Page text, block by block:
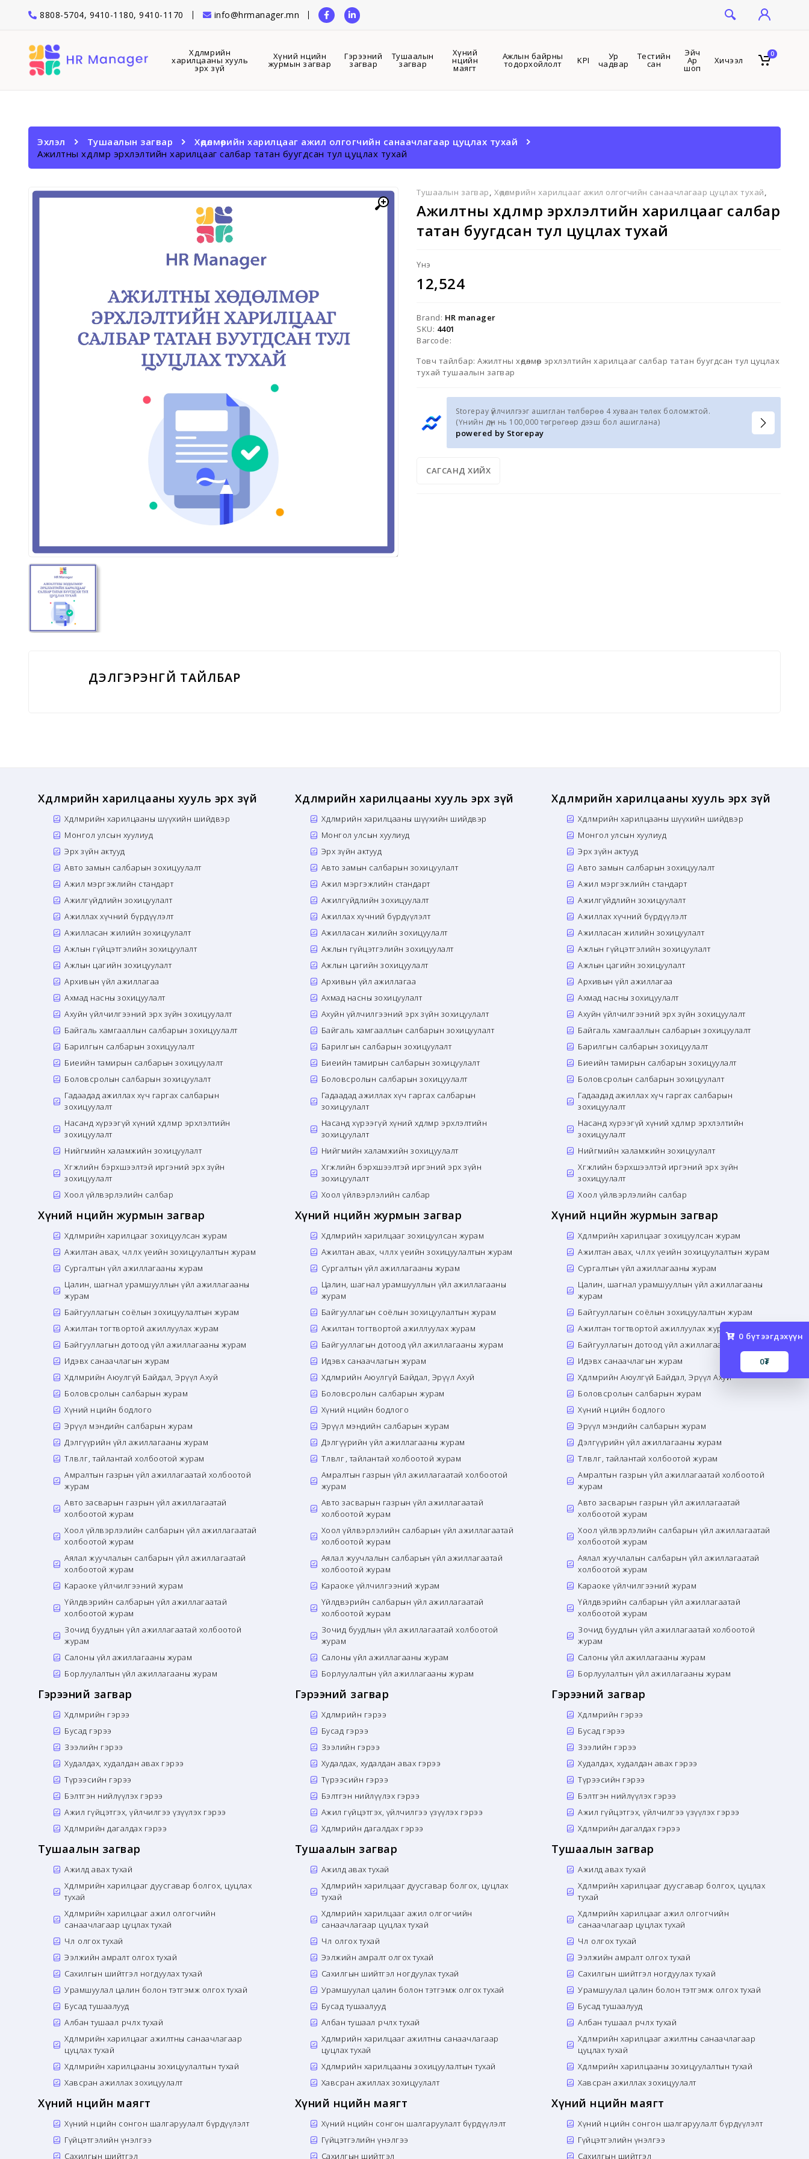
8808-5704, 9410-1180, 9410-1170 info@hrmanager.mn
Хөдөлмөрийн
харилцааны хууль
эрх зүй
Хүний нөөцийн
журмын загвар
Гэрээний
загвар
Тушаалын
загвар
Хүний
нөөцийн
маягт
Ажлын байрны
тодорхойлолт KPI Ур
чадвар
Тестийн
сан
Эйч
Ар
шоп
Хичээл
0
Эхлэл Тушаалын загвар
Хөдөлмөрийн харилцааг ажил олгогчийн санаачлагаар цуцлах тухай
Ажилтны хөдөлмөр эрхлэлтийн харилцааг салбар татан буугдсан тул цуцлах тухай
Тушаалын загвар, Хөдөлмөрийн харилцааг ажил олгогчийн санаачлагаар цуцлах тухай,
Ажилтны хөдөлмөр эрхлэлтийн харилцааг салбар
татан буугдсан тул цуцлах тухай
Үнэ
12,524
Brand: HR manager
SKU: 4401
Barcode:
Товч тайлбар: Ажилтны хөдөлмөр эрхлэлтийн харилцааг салбар татан буугдсан тул цуцлах
тухай тушаалын загвар
Storepay үйлчилгээг ашиглан төлбөрөө 4 хуваан төлөх боломжтой.
(Үнийн дүн нь 100,000 төгрөгөөр дээш бол ашиглана)
powered by Storepay
САГСАНД ХИЙХ
Хөдөлмөрийн харилцааны хууль эрх зүй
Хөдөлмөрийн харилцааны шүүхийн шийдвэр
Монгол улсын хуулиуд
Эрх зүйн актууд
Авто замын салбарын зохицуулалт
Ажил мэргэжлийн стандарт
Ажилгүйдлийн зохицуулалт
Ажиллах хүчний бүрдүүлэлт
Ажилласан жилийн зохицуулалт
Ажлын гүйцэтгэлийн зохицуулалт
Ажлын цагийн зохицуулалт
Архивын үйл ажиллагаа
Ахмад насны зохицуулалт
Ахуйн үйлчилгээний эрх зүйн зохицуулалт
Байгаль хамгааллын салбарын зохицуулалт
Барилгын салбарын зохицуулалт
Биеийн тамирын салбарын зохицуулалт
Боловсролын салбарын зохицуулалт
Гадаадад ажиллах хүч гаргах салбарын
зохицуулалт
Насанд хүрээгүй хүний хөдөлмөр эрхлэлтийн
зохицуулалт
Нийгмийн халамжийн зохицуулалт
Хөгжлийн бэрхшээлтэй иргэний эрх зүйн
зохицуулалт
Хоол үйлвэрлэлийн салбар
Хүний нөөцийн журмын загвар
Хөдөлмөрийн харилцааг зохицуулсан журам
Ажилтан авах, чөлөөлөх үеийн зохицуулалтын журам
Сургалтын үйл ажиллагааны журам
Цалин, шагнал урамшууллын үйл ажиллагааны
журам
Байгууллагын соёлын зохицуулалтын журам
Ажилтан тогтвортой ажиллуулах журам
Байгууллагын дотоод үйл ажиллагааны журам
Идэвх санаачлагын журам
Хөдөлмөрийн Аюулгүй Байдал, Эрүүл Ахуй
Боловсролын салбарын журам
Хүний нөөцийн бодлого
Эрүүл мэндийн салбарын журам
Дэлгүүрийн үйл ажиллагааны журам
Төлөвлөгөө, тайлантай холбоотой журам
Амралтын газрын үйл ажиллагаатай холбоотой
журам
Авто засварын газрын үйл ажиллагаатай
холбоотой журам
Хоол үйлвэрлэлийн салбарын үйл ажиллагаатай
холбоотой журам
Аялал жуучлалын салбарын үйл ажиллагаатай
холбоотой журам
Караоке үйлчилгээний журам
Үйлдвэрийн салбарын үйл ажиллагаатай
холбоотой журам
Зочид буудлын үйл ажиллагаатай холбоотой
журам
Салоны үйл ажиллагааны журам
Борлуулалтын үйл ажиллагааны журам
Гэрээний загвар
Хөдөлмөрийн гэрээ
Бусад гэрээ
Зээлийн гэрээ
Худалдах, худалдан авах гэрээ
Түрээсийн гэрээ
Бэлтгэн нийлүүлэх гэрээ
Ажил гүйцэтгэх, үйлчилгээ үзүүлэх гэрээ
Хөдөлмөрийн дагалдах гэрээ
Тушаалын загвар
Ажилд авах тухай
Хөдөлмөрийн харилцааг дуусгавар болгох, цуцлах
тухай
Хөдөлмөрийн харилцааг ажил олгогчийн
санаачлагаар цуцлах тухай
Чөлөө олгох тухай
Ээлжийн амралт олгох тухай
Сахилгын шийтгэл ногдуулах тухай
Урамшуулал цалин болон тэтгэмж олгох тухай
Бусад тушаалууд
Албан тушаал өөрчлөх тухай
Хөдөлмөрийн харилцааг ажилтны санаачлагаар
цуцлах тухай
Хөдөлмөрийн харилцааны зохицуулалтын тухай
Хавсран ажиллах зохицуулалт
Хүний нөөцийн маягт
Хүний нөөцийн сонгон шалгаруулалт бүрдүүлэлт
Гүйцэтгэлийн үнэлгээ
Сахилгын шийтгэл
Хөдөлмөрийн харилцааны хууль эрх зүй
Хөдөлмөрийн харилцааны шүүхийн шийдвэр
Монгол улсын хуулиуд
Эрх зүйн актууд
Авто замын салбарын зохицуулалт
Ажил мэргэжлийн стандарт
Ажилгүйдлийн зохицуулалт
Ажиллах хүчний бүрдүүлэлт
Ажилласан жилийн зохицуулалт
Ажлын гүйцэтгэлийн зохицуулалт
Ажлын цагийн зохицуулалт
Архивын үйл ажиллагаа
Ахмад насны зохицуулалт
Ахуйн үйлчилгээний эрх зүйн зохицуулалт
Байгаль хамгааллын салбарын зохицуулалт
Барилгын салбарын зохицуулалт
Биеийн тамирын салбарын зохицуулалт
Боловсролын салбарын зохицуулалт
Гадаадад ажиллах хүч гаргах салбарын
зохицуулалт
Насанд хүрээгүй хүний хөдөлмөр эрхлэлтийн
зохицуулалт
Нийгмийн халамжийн зохицуулалт
Хөгжлийн бэрхшээлтэй иргэний эрх зүйн
зохицуулалт
Хоол үйлвэрлэлийн салбар
Хүний нөөцийн журмын загвар
Хөдөлмөрийн харилцааг зохицуулсан журам
Ажилтан авах, чөлөөлөх үеийн зохицуулалтын журам
Сургалтын үйл ажиллагааны журам
Цалин, шагнал урамшууллын үйл ажиллагааны
журам
Байгууллагын соёлын зохицуулалтын журам
Ажилтан тогтвортой ажиллуулах журам
Байгууллагын дотоод үйл ажиллагааны журам
Идэвх санаачлагын журам
Хөдөлмөрийн Аюулгүй Байдал, Эрүүл Ахуй
Боловсролын салбарын журам
Хүний нөөцийн бодлого
Эрүүл мэндийн салбарын журам
Дэлгүүрийн үйл ажиллагааны журам
Төлөвлөгөө, тайлантай холбоотой журам
Амралтын газрын үйл ажиллагаатай холбоотой
журам
Авто засварын газрын үйл ажиллагаатай
холбоотой журам
Хоол үйлвэрлэлийн салбарын үйл ажиллагаатай
холбоотой журам
Аялал жуучлалын салбарын үйл ажиллагаатай
холбоотой журам
Караоке үйлчилгээний журам
Үйлдвэрийн салбарын үйл ажиллагаатай
холбоотой журам
Зочид буудлын үйл ажиллагаатай холбоотой
журам
Салоны үйл ажиллагааны журам
Борлуулалтын үйл ажиллагааны журам
Гэрээний загвар
Хөдөлмөрийн гэрээ
Бусад гэрээ
Зээлийн гэрээ
Худалдах, худалдан авах гэрээ
Түрээсийн гэрээ
Бэлтгэн нийлүүлэх гэрээ
Ажил гүйцэтгэх, үйлчилгээ үзүүлэх гэрээ
Хөдөлмөрийн дагалдах гэрээ
Тушаалын загвар
Ажилд авах тухай
Хөдөлмөрийн харилцааг дуусгавар болгох, цуцлах
тухай
Хөдөлмөрийн харилцааг ажил олгогчийн
санаачлагаар цуцлах тухай
Чөлөө олгох тухай
Ээлжийн амралт олгох тухай
Сахилгын шийтгэл ногдуулах тухай
Урамшуулал цалин болон тэтгэмж олгох тухай
Бусад тушаалууд
Албан тушаал өөрчлөх тухай
Хөдөлмөрийн харилцааг ажилтны санаачлагаар
цуцлах тухай
Хөдөлмөрийн харилцааны зохицуулалтын тухай
Хавсран ажиллах зохицуулалт
Хүний нөөцийн маягт
Хүний нөөцийн сонгон шалгаруулалт бүрдүүлэлт
Гүйцэтгэлийн үнэлгээ
Сахилгын шийтгэл
Хөдөлмөрийн харилцааны хууль эрх зүй
Хөдөлмөрийн харилцааны шүүхийн шийдвэр
Монгол улсын хуулиуд
Эрх зүйн актууд
Авто замын салбарын зохицуулалт
Ажил мэргэжлийн стандарт
Ажилгүйдлийн зохицуулалт
Ажиллах хүчний бүрдүүлэлт
Ажилласан жилийн зохицуулалт
Ажлын гүйцэтгэлийн зохицуулалт
Ажлын цагийн зохицуулалт
Архивын үйл ажиллагаа
Ахмад насны зохицуулалт
Ахуйн үйлчилгээний эрх зүйн зохицуулалт
Байгаль хамгааллын салбарын зохицуулалт
Барилгын салбарын зохицуулалт
Биеийн тамирын салбарын зохицуулалт
Боловсролын салбарын зохицуулалт
Гадаадад ажиллах хүч гаргах салбарын
зохицуулалт
Насанд хүрээгүй хүний хөдөлмөр эрхлэлтийн
зохицуулалт
Нийгмийн халамжийн зохицуулалт
Хөгжлийн бэрхшээлтэй иргэний эрх зүйн
зохицуулалт
Хоол үйлвэрлэлийн салбар
Хүний нөөцийн журмын загвар
Хөдөлмөрийн харилцааг зохицуулсан журам
Ажилтан авах, чөлөөлөх үеийн зохицуулалтын журам
Сургалтын үйл ажиллагааны журам
Цалин, шагнал урамшууллын үйл ажиллагааны
журам
Байгууллагын соёлын зохицуулалтын журам
Ажилтан тогтвортой ажиллуулах журам
Байгууллагын дотоод үйл ажиллагааны журам
Идэвх санаачлагын журам
Хөдөлмөрийн Аюулгүй Байдал, Эрүүл Ахуй
Боловсролын салбарын журам
Хүний нөөцийн бодлого
Эрүүл мэндийн салбарын журам
Дэлгүүрийн үйл ажиллагааны журам
Төлөвлөгөө, тайлантай холбоотой журам
Амралтын газрын үйл ажиллагаатай холбоотой
журам
Авто засварын газрын үйл ажиллагаатай
холбоотой журам
Хоол үйлвэрлэлийн салбарын үйл ажиллагаатай
холбоотой журам
Аялал жуучлалын салбарын үйл ажиллагаатай
холбоотой журам
Караоке үйлчилгээний журам
Үйлдвэрийн салбарын үйл ажиллагаатай
холбоотой журам
Зочид буудлын үйл ажиллагаатай холбоотой
журам
Салоны үйл ажиллагааны журам
Борлуулалтын үйл ажиллагааны журам
Гэрээний загвар
Хөдөлмөрийн гэрээ
Бусад гэрээ
Зээлийн гэрээ
Худалдах, худалдан авах гэрээ
Түрээсийн гэрээ
Бэлтгэн нийлүүлэх гэрээ
Ажил гүйцэтгэх, үйлчилгээ үзүүлэх гэрээ
Хөдөлмөрийн дагалдах гэрээ
Тушаалын загвар
Ажилд авах тухай
Хөдөлмөрийн харилцааг дуусгавар болгох, цуцлах
тухай
Хөдөлмөрийн харилцааг ажил олгогчийн
санаачлагаар цуцлах тухай
Чөлөө олгох тухай
Ээлжийн амралт олгох тухай
Сахилгын шийтгэл ногдуулах тухай
Урамшуулал цалин болон тэтгэмж олгох тухай
Бусад тушаалууд
Албан тушаал өөрчлөх тухай
Хөдөлмөрийн харилцааг ажилтны санаачлагаар
цуцлах тухай
Хөдөлмөрийн харилцааны зохицуулалтын тухай
Хавсран ажиллах зохицуулалт
Хүний нөөцийн маягт
Хүний нөөцийн сонгон шалгаруулалт бүрдүүлэлт
Гүйцэтгэлийн үнэлгээ
Сахилгын шийтгэл
0 бүтээгдэхүүн
0₮